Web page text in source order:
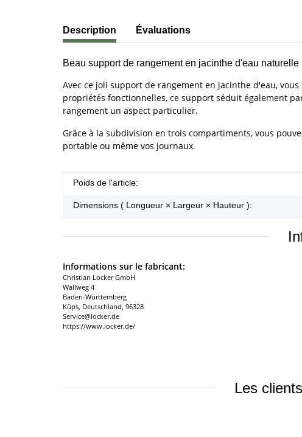
#productDetails.showMoreTabs#
Description Évaluations
Beau support de rangement en jacinthe d'eau naturelle
Avec ce joli support de rangement en jacinthe d'eau,
propriétés fonctionnelles, ce support séduit également
rangement un aspect particulier.
Grâce à la subdivision en trois compartiments, vous
portable ou même vos journaux.
#productDetails.itemInformation#
#productDetails.itemValue#
Poids de l'article:
Dimensions ( Longueur × Largeur × Hauteur ):
Informations sur le fabricant:
Christian Locker GmbH
Wallweg 4
Baden-Württemberg
Küps, Deutschland, 96328
Service@locker.de
https://www.locker.de/
Les